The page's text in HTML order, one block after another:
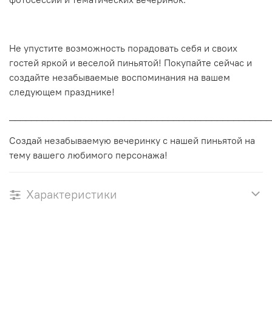
Не упустите возможность порадовать себя и своих
гостей яркой и веселой пиньятой! Покупайте сейчас и
создайте незабываемые воспоминания на вашем
следующем празднике!
Создай незабываемую вечеринку с нашей пиньятой на
тему вашего любимого персонажа!
Характеристики